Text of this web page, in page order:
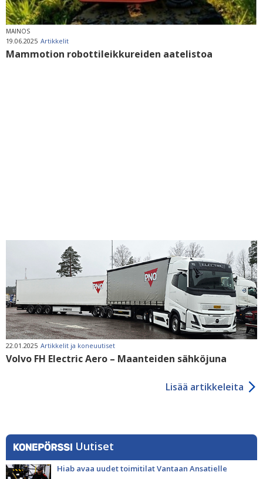
MAINOS
19.06.2025 Artikkelit
Mammotion robottileikkureiden aatelistoa
22.01.2025 Artikkelit ja koneuutiset
Volvo FH Electric Aero – Maanteiden sähköjuna
Lisää artikkeleita
Uutiset
Hiab avaa uudet toimitilat Vantaan Ansatielle